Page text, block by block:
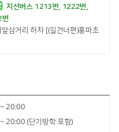
지선버스 1213번, 1222번,
삼거리 하차 [(길건너편)홍파초
20:00
20:00 (단기방학 포함)